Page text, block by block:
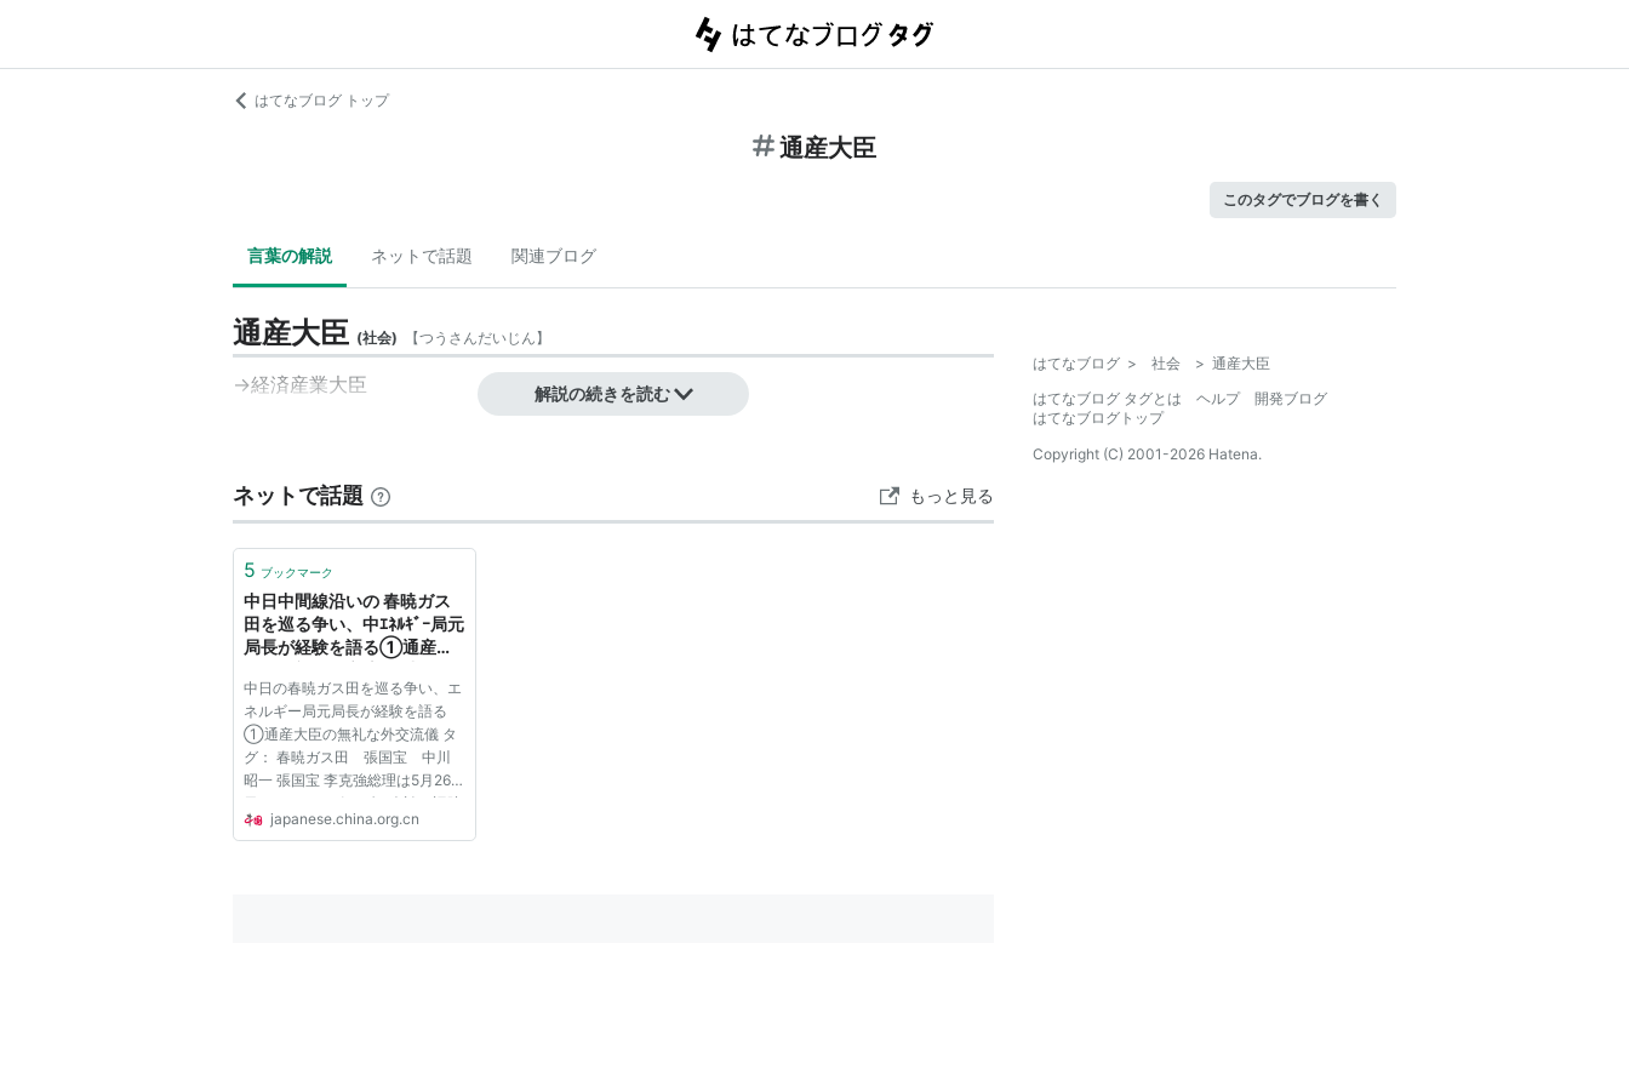
はてなブログ トップ
通産大臣
このタグでブログを書く
言葉の解説 ネットで話題 関連ブログ
通産大臣 (社会) 【つうさんだいじん】
→経済産業大臣 解説の続きを読む
ネットで話題 もっと見る
5 ブックマーク
中日中間線沿いの 春暁ガス
田を巡る争い、中ｴﾈﾙｷﾞｰ局元
局長が経験を語る①通産大
日本語
中日の春暁ガス田を巡る争い、エ
ネルギー局元局長が経験を語る
①通産大臣の無礼な外交流儀 タ
グ： 春暁ガス田 張国宝 中川
昭一 張国宝 李克強総理は5月26
日、ドイツのポツダム会談の旧跡
を訪問した際に、「ポツダム宣言
japanese.china.org.cn
はてなブログ > 社会 > 通産大臣
はてなブログ タグとは
ヘルプ
開発ブログ
はてなブログトップ
Copyright (C) 2001-2026 Hatena.